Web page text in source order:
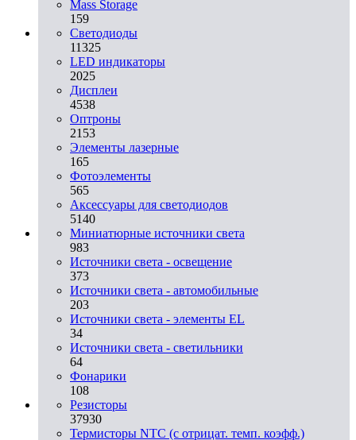
Mass Storage
159
Светодиоды
11325
LED индикаторы
2025
Дисплеи
4538
Оптроны
2153
Элементы лазерные
165
Фотоэлементы
565
Аксессуары для светодиодов
5140
Миниатюрные источники света
983
Источники света - освещение
373
Источники света - автомобильные
203
Источники света - элементы EL
34
Источники света - светильники
64
Фонарики
108
Резисторы
37930
Термисторы NTC (с отрицат. темп. коэфф.)